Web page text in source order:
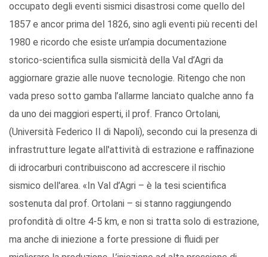
occupato degli eventi sismici disastrosi come quello del
1857 e ancor prima del 1826, sino agli eventi più recenti del
1980 e ricordo che esiste un’ampia documentazione
storico-scientifica sulla sismicità della Val d’Agri da
aggiornare grazie alle nuove tecnologie. Ritengo che non
vada preso sotto gamba l’allarme lanciato qualche anno fa
da uno dei maggiori esperti, il prof. Franco Ortolani,
(Università Federico II di Napoli), secondo cui la presenza di
infrastrutture legate all'attività di estrazione e raffinazione
di idrocarburi contribuiscono ad accrescere il rischio
sismico dell'area. «In Val d’Agri – è la tesi scientifica
sostenuta dal prof. Ortolani – si stanno raggiungendo
profondità di oltre 4-5 km, e non si tratta solo di estrazione,
ma anche di iniezione a forte pressione di fluidi per